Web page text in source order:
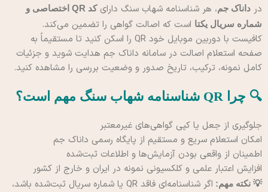
در داناک جم، هر شناسنامه شهاب سنگ دارای
کد QR اختصاصی و
شماره سریال یکتا است که اصالت گواهی را تضمین می‌کند.
کافیست با دوربین موبایل خود QR را اسکن کنید تا مستقیماً به
صفحه استعلام اصالت در سامانه داناک جم هدایت شوید و جزئیات
کامل نمونه، ترکیب، تاریخ صدور و وضعیت بررسی را مشاهده کنید.
🔍 چرا QR شناسنامه شهاب سنگ مهم است؟
جلوگیری از جعل یا کپی گواهی‌های غیرمعتبر
امکان استعلام سریع و مستقیم از پایگاه رسمی داناک جم
اطمینان از واقعی بودن آزمایش‌ها و اطلاعات ثبت‌شده
افزایش اعتبار علمی و کلکسیونی نمونه در ایران و خارج از کشور
💡 نکته مهم:
اگر شناسنامه‌ای فاقد QR یا شماره سریال ثبت‌شده باشد،